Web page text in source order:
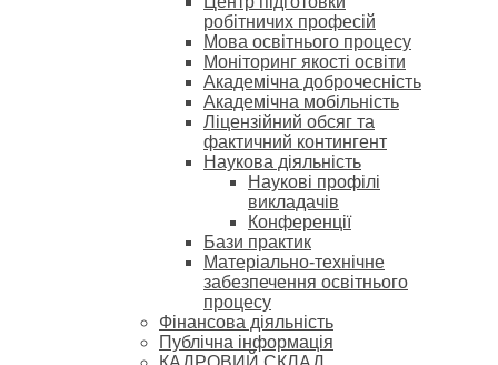
робітничих професій
Мова освітнього процесу
Моніторинг якості освіти
Академічна доброчесність
Академічна мобільність
Ліцензійний обсяг та
фактичний контингент
Наукова діяльність
Наукові профілі
викладачів
Конференції
Бази практик
Матеріально-технічне
забезпечення освітнього
процесу
Фінансова діяльність
Публічна інформація